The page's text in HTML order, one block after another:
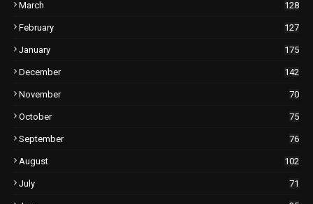
March 128
February 127
January 175
December 142
November 70
October 75
September 76
August 102
July 71